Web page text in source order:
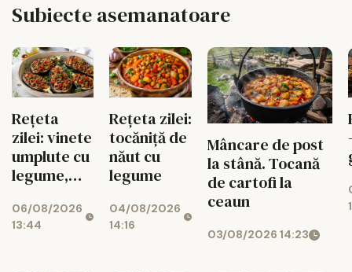
Subiecte asemanatoare
Rețeta
zilei: vinete
umplute cu
legume,
de post
06/08/2026
13:44
Rețeta zilei:
tocăniță de
năut cu
legume
04/08/2026
14:16
Mâncare de post
la stână. Tocană
de cartofi la
ceaun
03/08/2026 14:23